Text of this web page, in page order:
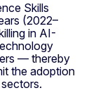
Skills
(2022–
in AI-
— thereby
the adoption